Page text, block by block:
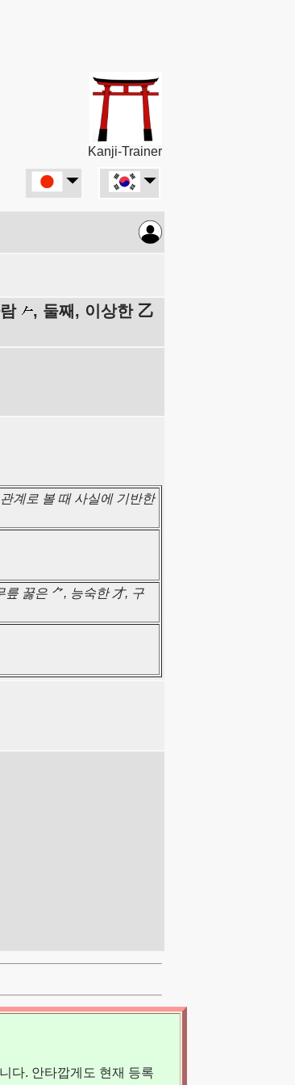
Kanji-Trainer
, 둘째, 이상한 乙
계로 볼 때 사실에 기반한
꿇은 ⺈, 능숙한 才, 구
다. 안타깝게도 현재 등록